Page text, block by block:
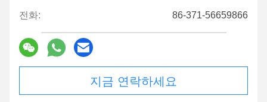
전화: 86-371-56659866
지금 연락하세요